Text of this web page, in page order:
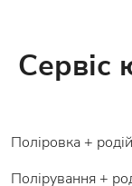
Сервіс
Поліровка +
Полірування +